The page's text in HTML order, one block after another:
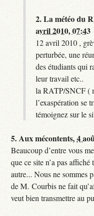
2.La météo du
avril 2010, 07:43
12 avril 2010 ,
perturbée, une
des étudiants qui
leur travail etc..
la RATP/SNCF (
l’exaspération se
témoignez sur le
5.Aux mécontents,4
Beaucoup d’entre vous
que ce site n’a pas
autre... Nous ne sommes
de M. Courbis ne fait
veut bien transmettre au